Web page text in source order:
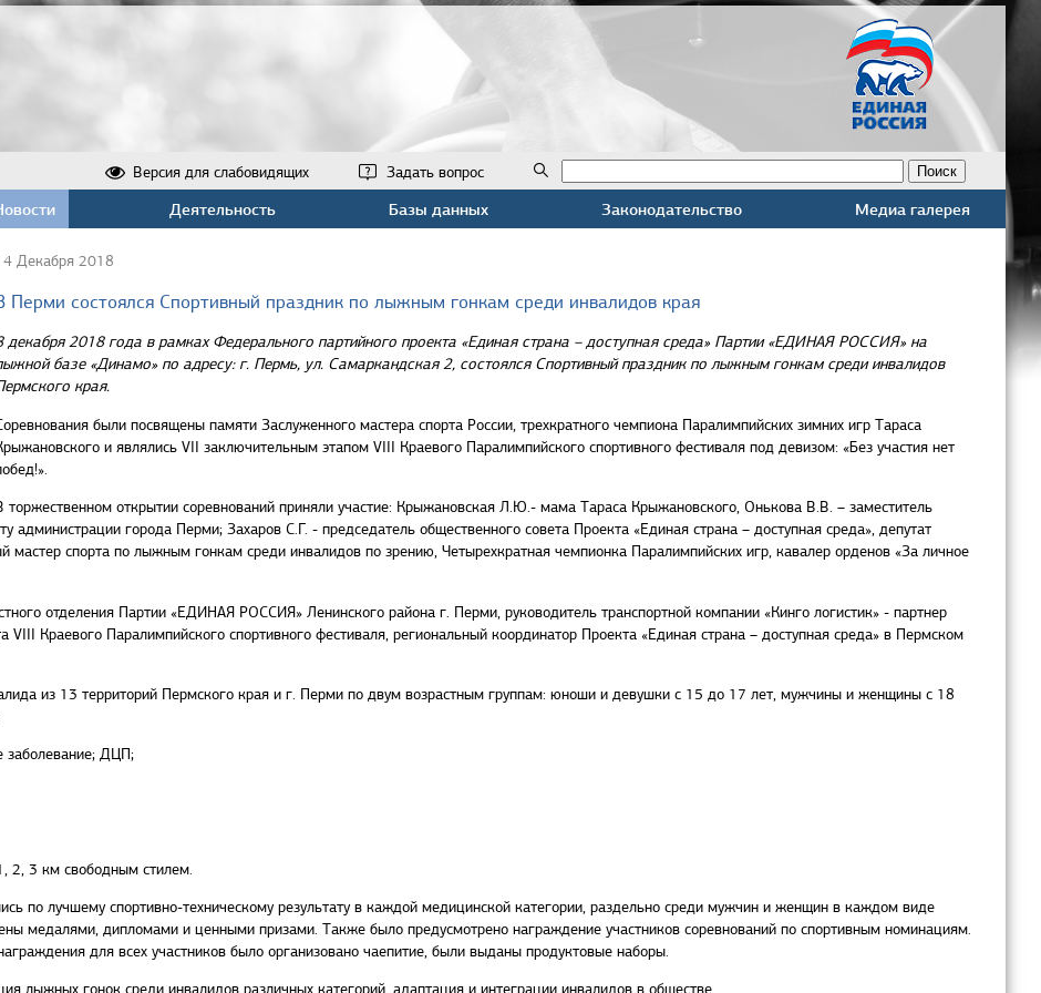
Задать вопрос
Версия для слабовидящих
Деятельность Базы данных Законодательство Медиа галерея
Декабря 2018
Перми состоялся Спортивный праздник по лыжным гонкам среди инвалидов края
декабря 2018 года в рамках Федерального партийного проекта «Единая страна – доступная среда» Партии «ЕДИНАЯ РОССИЯ» на
базе «Динамо» по адресу: г. Пермь, ул. Самаркандская 2, состоялся Спортивный праздник по лыжным гонкам среди инвалидов
края.
были посвящены памяти Заслуженного мастера спорта России, трехкратного чемпиона Паралимпийских зимних игр Тараса
и являлись VII заключительным этапом VIII Краевого Паралимпийского спортивного фестиваля под девизом: «Без участия нет
торжественном открытии соревнований приняли участие: Крыжановская Л.Ю.- мама Тараса Крыжановского, Онькова В.В. – заместитель
администрации города Перми; Захаров С.Г. - председатель общественного совета Проекта «Единая страна – доступная среда», депутат
спорта по лыжным гонкам среди инвалидов по зрению, Четырехкратная чемпионка Паралимпийских игр, кавалер орденов «За личное
отделения Партии «ЕДИНАЯ РОССИЯ» Ленинского района г. Перми, руководитель транспортной компании «Кинго логистик» - партнер
Краевого Паралимпийского спортивного фестиваля, региональный координатор Проекта «Единая страна – доступная среда» в Пермском
из 13 территорий Пермского края и г. Перми по двум возрастным группам: юноши и девушки с 15 до 17 лет, мужчины и женщины с 18
заболевание; ДЦП;
2, 3 км свободным стилем.
по лучшему спортивно-техническому результату в каждой медицинской категории, раздельно среди мужчин и женщин в каждом виде
медалями, дипломами и ценными призами. Также было предусмотрено награждение участников соревнований по спортивным номинациям.
для всех участников было организовано чаепитие, были выданы продуктовые наборы.